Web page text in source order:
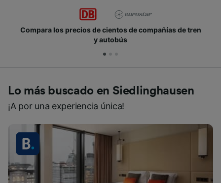
Compara los precios de cientos de compañías de tren
y autobús
Lo más buscado en Siedlinghausen
¡A por una experiencia única!